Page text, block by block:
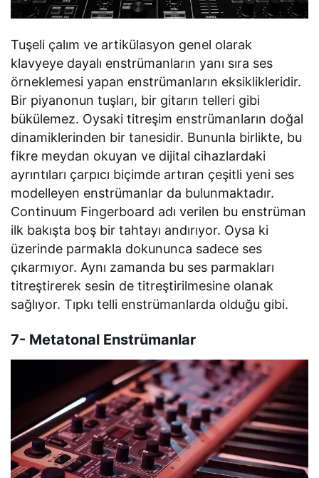
Tuşeli çalım ve artikülasyon genel olarak
klavyeye dayalı enstrümanların yanı sıra ses
örneklemesi yapan enstrümanların eksiklikleridir.
Bir piyanonun tuşları, bir gitarın telleri gibi
bükülemez. Oysaki titreşim enstrümanların doğal
dinamiklerinden bir tanesidir. Bununla birlikte, bu
fikre meydan okuyan ve dijital cihazlardaki
ayrıntıları çarpıcı biçimde artıran çeşitli yeni ses
modelleyen enstrümanlar da bulunmaktadır.
Continuum Fingerboard adı verilen bu enstrüman
ilk bakışta boş bir tahtayı andırıyor. Oysa ki
üzerinde parmakla dokununca sadece ses
çıkarmıyor. Aynı zamanda bu ses parmakları
titreştirerek sesin de titreştirilmesine olanak
sağlıyor. Tıpkı telli enstrümanlarda olduğu gibi.
7- Metatonal Enstrümanlar